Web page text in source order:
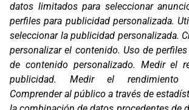
Contacto
T. (+34) 93 638 38 60
Email:corver@corver.es
Marcas
Productos
Compañía
Blog
Contacto
datos limitados para seleccionar
perfiles para publicidad personalizada.
seleccionar la publicidad personalizada.
personalizar el contenido. Uso de
de contenido personalizado. Medir el
publicidad. Medir el rendimiento
Comprender al público a través de